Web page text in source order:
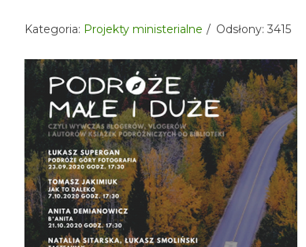
Kategoria: Projekty ministerialne Odsłony: 3415